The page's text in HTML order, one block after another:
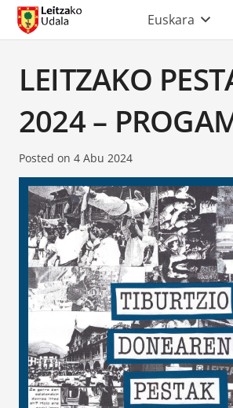
Euskara
LEITZAKO
2024 –
Posted on 4 Abu 2024